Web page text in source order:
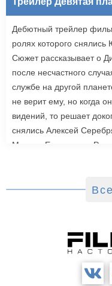
Дебютный трейлер
ролях которого
Сюжет рассказывает о
после несчастного
службе на другой
не верит ему, но когда
видений, то решает
снялись Алексей
Максим Емельянов.